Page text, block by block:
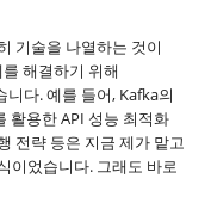
기술을 나열하는 것이
해결하기 위해
다. 예를 들어, Kafka의
활용한 API 성능 최적화
전략 등은 지금 제가 맡고
이었습니다. 그래도 바로